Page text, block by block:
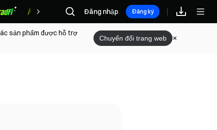
Phần thưởng
Đăng nhập Đăng ký
sản phẩm được hỗ trợ
Chuyển đổi trang web